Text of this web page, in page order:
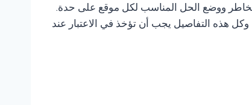
ووضع الحل المناسب لكل موقع على حدة.
هذه التفاصيل يجب أن تؤخذ في الاعتبار عند